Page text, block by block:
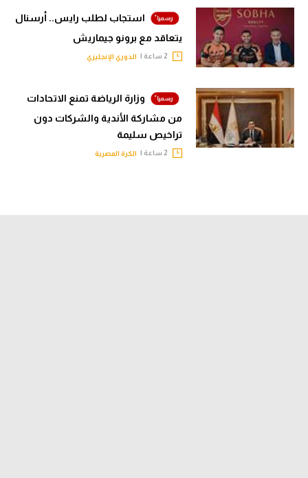
استجاب لطلب رايس.. أرسنال
يتعاقد مع برونو جيماريش
الدوري الإنجليزي
وزارة الرياضة تمنع الاتحادات
من مشاركة الأندية والشركات دون
تراخيص سليمة
الكرة المصرية